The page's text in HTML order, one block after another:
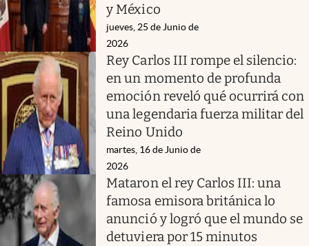
y México
jueves, 25 de Junio de
2026
Rey Carlos III rompe el silencio:
en un momento de profunda
emoción reveló qué ocurrirá con
una legendaria fuerza militar del
Reino Unido
martes, 16 de Junio de
2026
Mataron el rey Carlos III: una
famosa emisora británica lo
anunció y logró que el mundo se
detuviera por 15 minutos